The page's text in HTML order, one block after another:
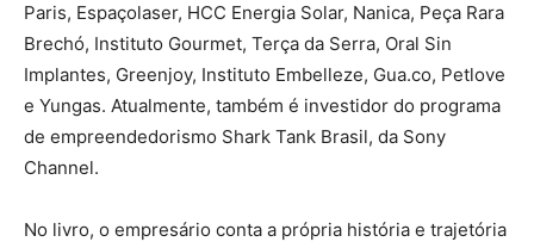
Paris, Espaçolaser, HCC Energia Solar, Nanica, Peça Rara
Brechó, Instituto Gourmet, Terça da Serra, Oral Sin
Implantes, Greenjoy, Instituto Embelleze, Gua.co, Petlove
e Yungas. Atualmente, também é investidor do programa
de empreendedorismo Shark Tank Brasil, da Sony
Channel.
No livro, o empresário conta a própria história e trajetória